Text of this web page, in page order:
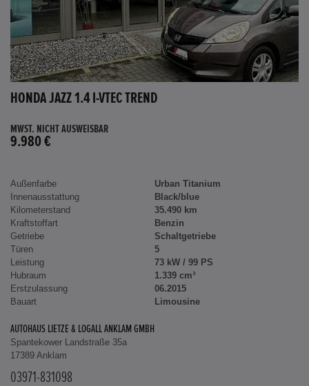
HONDA JAZZ 1.4 I-VTEC TREND
MWST. NICHT AUSWEISBAR
9.980 €
Außenfarbe
Urban Titanium
Innenausstattung
Black/blue
Kilometerstand
35.490 km
Kraftstoffart
Benzin
Getriebe
Schaltgetriebe
Türen
5
Leistung
73 kW / 99 PS
Hubraum
1.339 cm³
Erstzulassung
06.2015
Bauart
Limousine
AUTOHAUS LIETZE & LOGALL ANKLAM GMBH
Spantekower Landstraße 35a
17389 Anklam
03971-831098